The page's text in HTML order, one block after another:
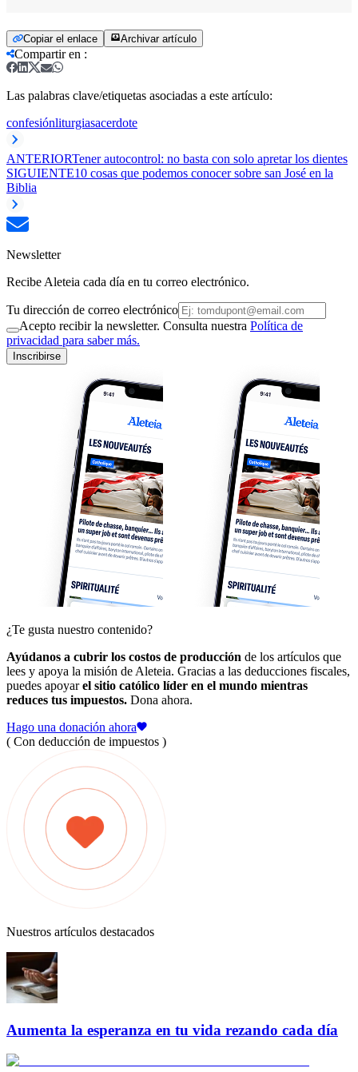
Copiar el enlace Archivar artículo
Compartir en :
Las palabras clave/etiquetas asociadas a este artículo:
confesiónliturgiasacerdote
ANTERIORTener autocontrol: no basta con solo apretar los dientes
SIGUIENTE10 cosas que podemos conocer sobre san José en la
Biblia
Newsletter
Recibe Aleteia cada día en tu correo electrónico.
Tu dirección de correo electrónico
Acepto recibir la newsletter. Consulta nuestra Política de
privacidad para saber más.
Inscribirse
¿Te gusta nuestro contenido?
Ayúdanos a cubrir los costos de producción de los artículos que
lees y apoya la misión de Aleteia. Gracias a las deducciones fiscales,
puedes apoyarel sitio católico líder en el mundo mientras
reduces tus impuestos. Dona ahora.
Hago una donación ahora
( Con deducción de impuestos )
Nuestros artículos destacados
Aumenta la esperanza en tu vida rezando cada día